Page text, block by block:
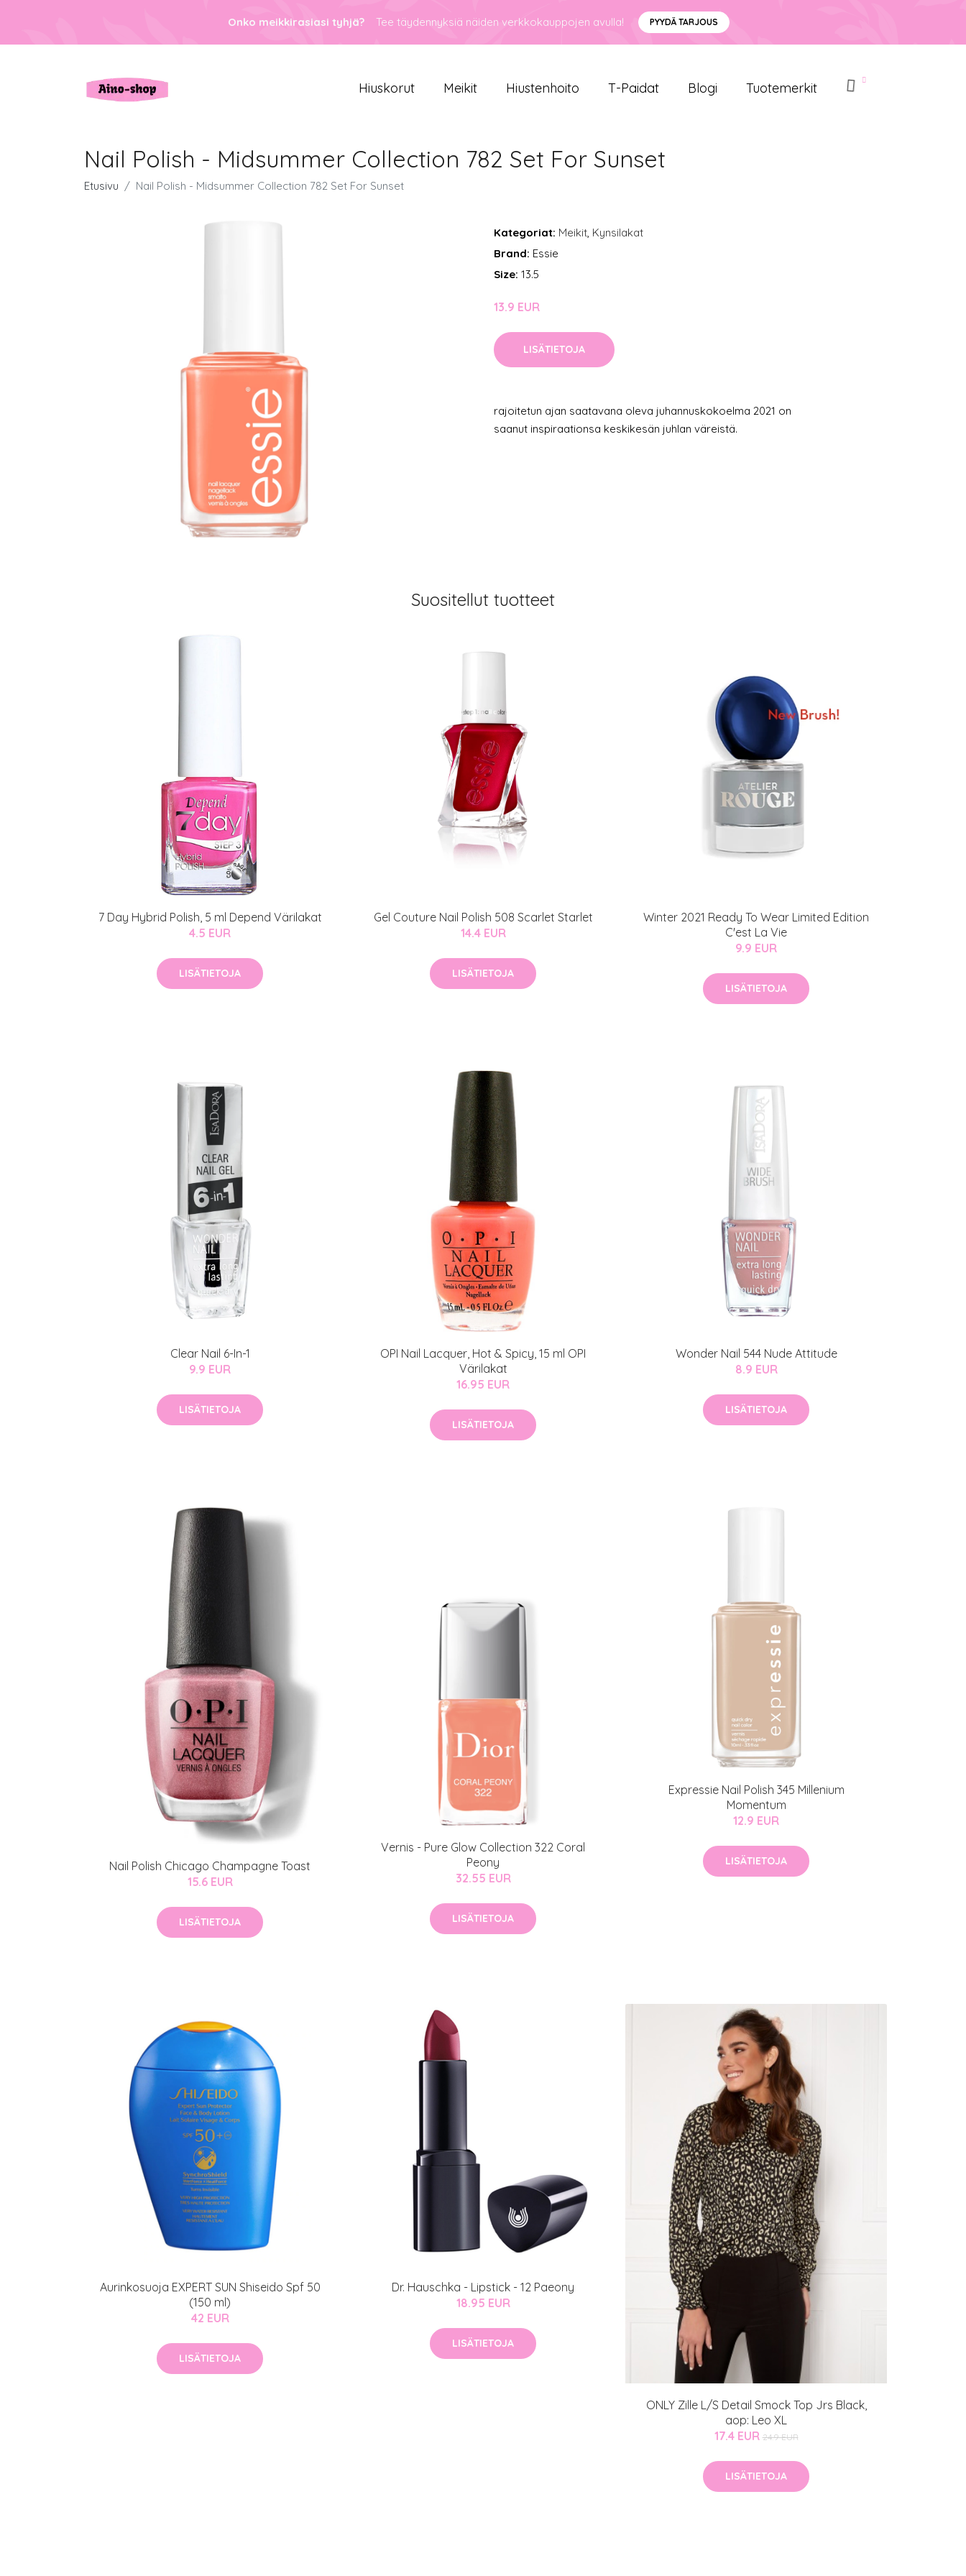
Onko meikkirasiasi tyhjä? Tee täydennyksiä näiden verkkokauppojen avulla! PYYDÄ TARJOUS
Hiuskorut Meikit Hiustenhoito T-Paidat Blogi Tuotemerkit
Nail Polish - Midsummer Collection 782 Set For Sunset
Etusivu Nail Polish - Midsummer Collection 782 Set For Sunset
Kategoriat: Meikit, Kynsilakat
Brand: Essie
Size: 13.5
13.9 EUR
LISÄTIETOJA
rajoitetun ajan saatavana oleva juhannuskokoelma 2021 on
saanut inspiraationsa keskikesän juhlan väreistä.
Suositellut tuotteet
7 Day Hybrid Polish, 5 ml Depend Värilakat
4.5 EUR
LISÄTIETOJA
Gel Couture Nail Polish 508 Scarlet Starlet
14.4 EUR
LISÄTIETOJA
Winter 2021 Ready To Wear Limited Edition
C'est La Vie
9.9 EUR
LISÄTIETOJA
Clear Nail 6-In-1
9.9 EUR
LISÄTIETOJA
OPI Nail Lacquer, Hot & Spicy, 15 ml OPI
Värilakat
16.95 EUR
LISÄTIETOJA
Wonder Nail 544 Nude Attitude
8.9 EUR
LISÄTIETOJA
Nail Polish Chicago Champagne Toast
15.6 EUR
LISÄTIETOJA
Vernis - Pure Glow Collection 322 Coral
Peony
32.55 EUR
LISÄTIETOJA
Expressie Nail Polish 345 Millenium
Momentum
12.9 EUR
LISÄTIETOJA
Aurinkosuoja EXPERT SUN Shiseido Spf 50
(150 ml)
42 EUR
LISÄTIETOJA
Dr. Hauschka - Lipstick - 12 Paeony
18.95 EUR
LISÄTIETOJA
ONLY Zille L/S Detail Smock Top Jrs Black,
aop: Leo XL
17.4 EUR 24.9 EUR
LISÄTIETOJA
Erikoistarjous
Sponsoriltamme
Kaikki IdealofMeDin tuotteet -20 %!
Varaa konsultaatio
ja saat nyt myös -200 €
toimenpiteestä.